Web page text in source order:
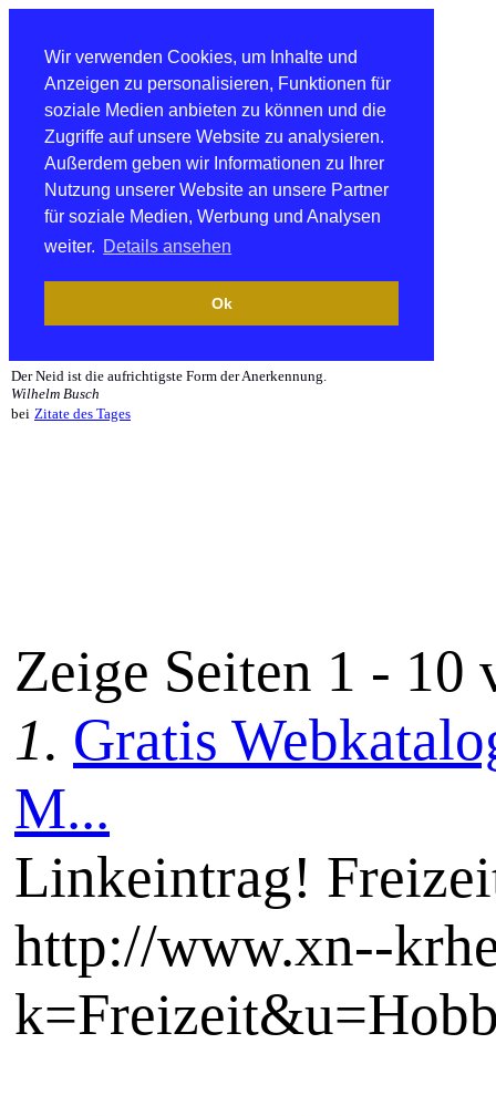
Wir verwenden Cookies, um Inhalte und
Anzeigen zu personalisieren, Funktionen für
soziale Medien anbieten zu können und die
Zugriffe auf unsere Website zu analysieren.
Außerdem geben wir Informationen zu Ihrer
Nutzung unserer Website an unsere Partner
für soziale Medien, Werbung und Analysen
weiter. Details ansehen
Ok
Der Neid ist die aufrichtigste Form der Anerkennung.
Wilhelm Busch
bei Zitate des Tages
Zeige Seiten 1 - 10
1. Gratis
M...
Linkeintrag!
http://www.xn--